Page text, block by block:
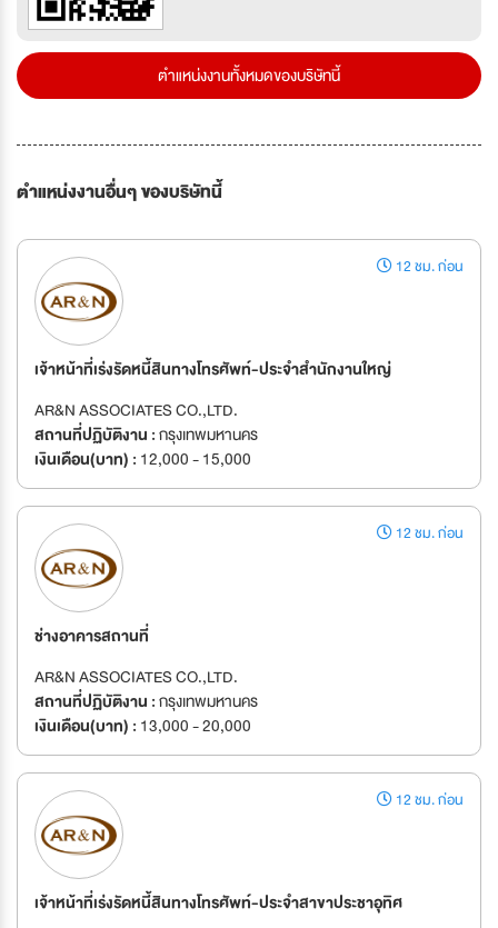
ตำแหน่งงานทั้งหมดของบริษัทนี้
ตำแหน่งงานอื่นๆ ของบริษัทนี้
12 ชม. ก่อน
เจ้าหน้าที่เร่งรัดหนี้สินทางโทรศัพท์-ประจำสำนักงานใหญ่
AR&N ASSOCIATES CO.,LTD.
สถานที่ปฏิบัติงาน :กรุงเทพมหานคร
เงินเดือน(บาท) : 12,000 - 15,000
12 ชม. ก่อน
ช่างอาคารสถานที่
AR&N ASSOCIATES CO.,LTD.
สถานที่ปฏิบัติงาน :กรุงเทพมหานคร
เงินเดือน(บาท) : 13,000 - 20,000
12 ชม. ก่อน
เจ้าหน้าที่เร่งรัดหนี้สินทางโทรศัพท์-ประจำสาขาประชาอุทิศ